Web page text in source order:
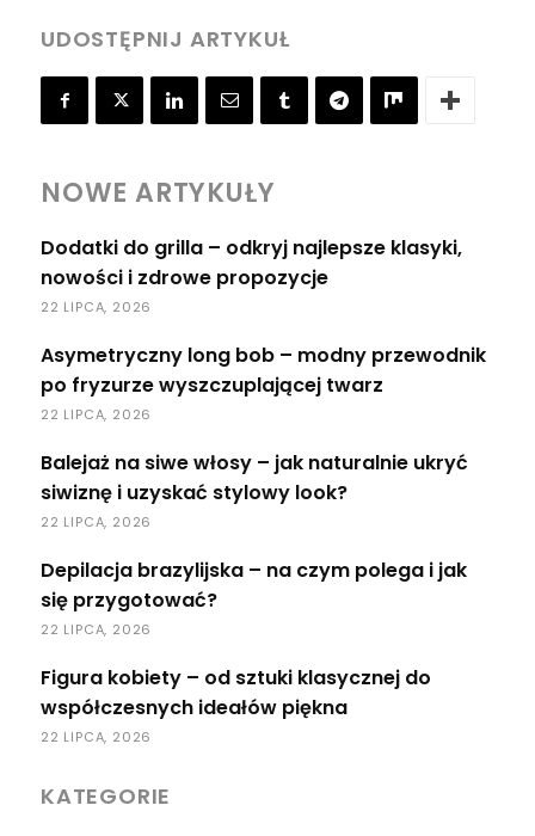
UDOSTĘPNIJ ARTYKUŁ
NOWE ARTYKUŁY
Dodatki do grilla – odkryj najlepsze klasyki,
nowości i zdrowe propozycje
22 LIPCA, 2026
Asymetryczny long bob – modny przewodnik
po fryzurze wyszczuplającej twarz
22 LIPCA, 2026
Balejaż na siwe włosy – jak naturalnie ukryć
siwiznę i uzyskać stylowy look?
22 LIPCA, 2026
Depilacja brazylijska – na czym polega i jak
się przygotować?
22 LIPCA, 2026
Figura kobiety – od sztuki klasycznej do
współczesnych ideałów piękna
22 LIPCA, 2026
KATEGORIE